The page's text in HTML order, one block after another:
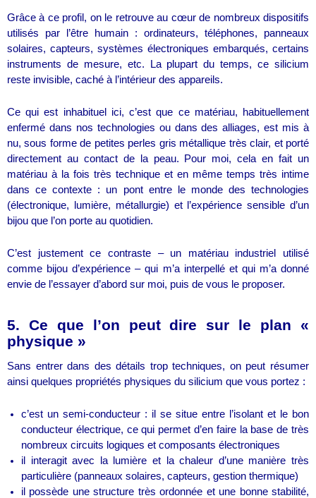
Grâce à ce profil, on le retrouve au cœur de nombreux dispositifs
utilisés par l’être humain : ordinateurs, téléphones, panneaux
solaires, capteurs, systèmes électroniques embarqués, certains
instruments de mesure, etc. La plupart du temps, ce silicium
reste invisible, caché à l’intérieur des appareils.
Ce qui est inhabituel ici, c’est que ce matériau, habituellement
enfermé dans nos technologies ou dans des alliages, est mis à
nu, sous forme de petites perles gris métallique très clair, et porté
directement au contact de la peau. Pour moi, cela en fait un
matériau à la fois très technique et en même temps très intime
dans ce contexte : un pont entre le monde des technologies
(électronique, lumière, métallurgie) et l’expérience sensible d’un
bijou que l’on porte au quotidien.
C’est justement ce contraste – un matériau industriel utilisé
comme bijou d’expérience – qui m’a interpellé et qui m’a donné
envie de l’essayer d’abord sur moi, puis de vous le proposer.
5. Ce que l’on peut dire sur le plan «
physique »
Sans entrer dans des détails trop techniques, on peut résumer
ainsi quelques propriétés physiques du silicium que vous portez :
c’est un semi-conducteur : il se situe entre l’isolant et le bon
conducteur électrique, ce qui permet d’en faire la base de très
nombreux circuits logiques et composants électroniques
il interagit avec la lumière et la chaleur d’une manière très
particulière (panneaux solaires, capteurs, gestion thermique)
il possède une structure très ordonnée et une bonne stabilité,